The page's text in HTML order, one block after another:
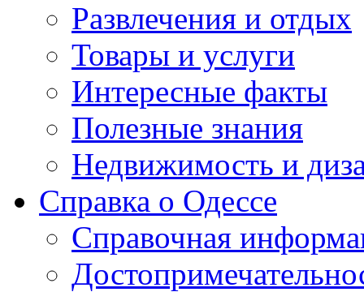
Развлечения и отдых
Товары и услуги
Интересные факты
Полезные знания
Недвижимость и
Справка о Одессе
Справочная